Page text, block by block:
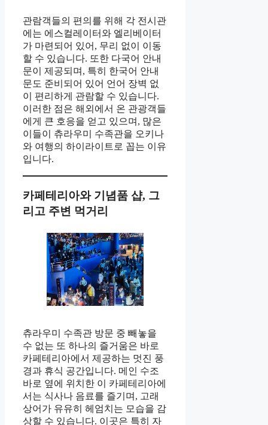
관람객들의 편의를 위해 각 전시관
에는 에스컬레이터와 엘리베이터
가 마련되어 있어, 무리 없이 이동
할 수 있습니다. 또한 다국어 안내
문이 제공되며, 특히 한국어 안내
문도 준비되어 있어 언어 장벽 없
이 편리하게 관람할 수 있습니다.
이러한 점은 해외에서 온 관광객들
에게 큰 호응을 얻고 있으며, 많은
이들이 츄라우미 수족관을 오키나
와 여행의 하이라이트로 꼽는 이유
입니다.
카페테리아와 기념품 샵, 그
리고 주변 먹거리
츄라우미 수족관 방문 중 빼놓을
수 없는 또 하나의 즐거움은 바로
카페테리아에서 제공하는 멋진 풍
경과 휴식 공간입니다. 메인 수조
바로 옆에 위치한 이 카페테리아에
서는 식사나 음료를 즐기며, 고래
상어가 유유히 헤엄치는 모습을 감
상할 수 있습니다. 이곳은 특히 자